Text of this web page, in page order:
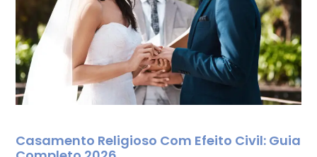
Casamento Religioso Com Efeito Civil: Guia